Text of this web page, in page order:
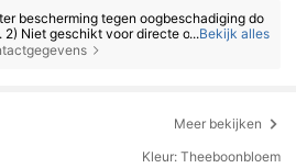
bescherming tegen oogbeschadiging do
Niet geschikt voor directe observatie va
bescherming tegen kunstmatige lichtbron
te gebruiken als oogbescherming tege
...Bekijk alles
Meer bekijken
Kleur: Theeboonbloem